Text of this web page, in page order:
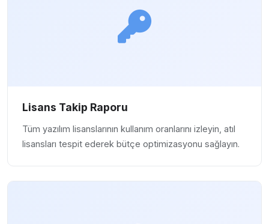
Lisans Takip Raporu
Tüm yazılım lisanslarının kullanım oranlarını izleyin, atıl
lisansları tespit ederek bütçe optimizasyonu sağlayın.